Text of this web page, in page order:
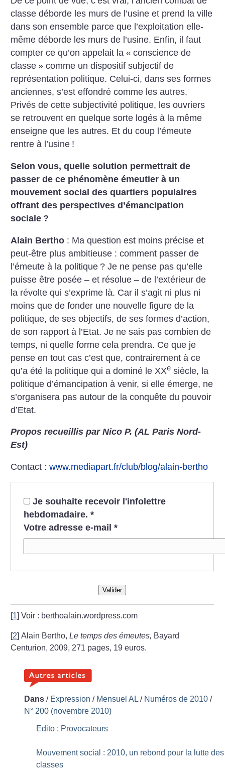
classe déborde les murs de l’usine et prend la ville
dans son ensemble parce que l’exploitation elle-
même déborde les murs de l’usine. Enfin, il faut
compter ce qu’on appelait la « conscience de
classe » comme un dispositif subjectif de
représentation politique. Celui-ci, dans ses formes
anciennes, s’est effondré comme les autres.
Privés de cette subjectivité politique, les ouvriers
se retrouvent en quelque sorte logés à la même
enseigne que les autres. Et du coup l’émeute
rentre à l’usine !
Selon vous, quelle solution permettrait de
passer de ce phénomène émeutier à un
mouvement social des quartiers populaires
offrant des perspectives d’émancipation
sociale ?
Alain Bertho : Ma question est moins précise et
peut-être plus ambitieuse : comment passer de
l’émeute à la politique ? Je ne pense pas qu’elle
puisse être posée – et résolue – de l’extérieur de
la révolte qui s’exprime là. Car il s’agit ni plus ni
moins que de fonder une nouvelle figure de la
politique, de ses objectifs, de ses formes d’action,
de son rapport à l’Etat. Je ne sais pas combien de
temps, ni quelle forme cela prendra. Ce que je
pense en tout cas c’est que, contrairement à ce
qu’a été la politique qui a dominé le XXe siècle, la
politique d’émancipation à venir, si elle émerge, ne
s’organisera pas autour de la conquête du pouvoir
d’Etat.
Propos recueillispar Nico P. (AL Paris Nord-
Est)
Contact :www.mediapart.fr/club/blog/alain-bertho
Je souhaite recevoir l'infolettre
hebdomadaire. *
Votre adresse e-mail *
Valider
[1]Voir : berthoalain.wordpress.com
[2]Alain Bertho,Le temps des émeutes, Bayard
Centurion, 2009, 271 pages, 19 euros.
Dans / Expression / Mensuel AL / Numéros de 2010 /
N° 200 (novembre 2010)
Edito : Provocateurs
Mouvement social : 2010, un rebond pour la lutte des
classes